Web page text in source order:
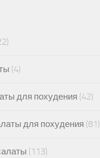
(4)
для похудения (42)
для похудения (81)
(113)